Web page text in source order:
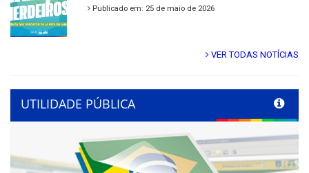
Publicado em: 25 de maio de 2026
VER TODAS NOTÍCIAS
UTILIDADE PÚBLICA